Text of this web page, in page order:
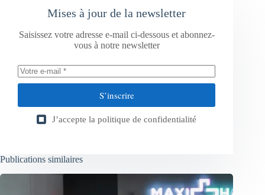
Mises à jour de la newsletter
Saisissez votre adresse e-mail ci-dessous et abonnez-
vous à notre newsletter
S’inscrire
J’accepte la politique de confidentialité
Publications similaires